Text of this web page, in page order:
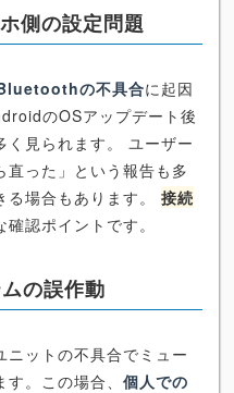
側の設定問題
の不具合に起因
のOSアップデート後
く見られます。 ユーザー
った」という報告も多
場合もあります。 接続
確認ポイントです。
の誤作動
ニットの不具合でミュー
。この場合、 個人での